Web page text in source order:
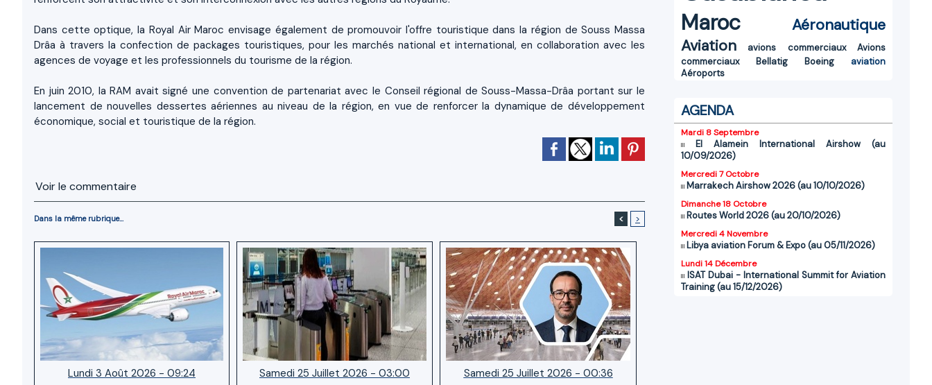
Dans cette optique, la Royal Air Maroc envisage également de promouvoir l'offre touristique dans la région de Souss Massa
Drâa à travers la confection de packages touristiques, pour les marchés national et international, en collaboration avec les
agences de voyage et les professionnels du tourisme de la région.
En juin 2010, la RAM avait signé une convention de partenariat avec le Conseil régional de Souss-Massa-Drâa portant sur le
lancement de nouvelles dessertes aériennes au niveau de la région, en vue de renforcer la dynamique de développement
économique, social et touristique de la région.
Voir le commentaire
Dans la même rubrique... < >
Lundi 3 Août 2026 - 09:24 Samedi 25 Juillet 2026 - 03:00 Samedi 25 Juillet 2026 - 00:36
Maroc
Aéronautique
Aviation
avions commerciaux
Avions
commerciaux
Bellatig Boeing
aviation
Aéroports
AGENDA
Mardi 8 Septembre
El Alamein International Airshow (au
10/09/2026)
Mercredi 7 Octobre
Marrakech Airshow 2026 (au 10/10/2026)
Dimanche 18 Octobre
Routes World 2026 (au 20/10/2026)
Mercredi 4 Novembre
Libya aviation Forum & Expo (au 05/11/2026)
Lundi 14 Décembre
ISAT Dubai - International Summit for Aviation
Training (au 15/12/2026)